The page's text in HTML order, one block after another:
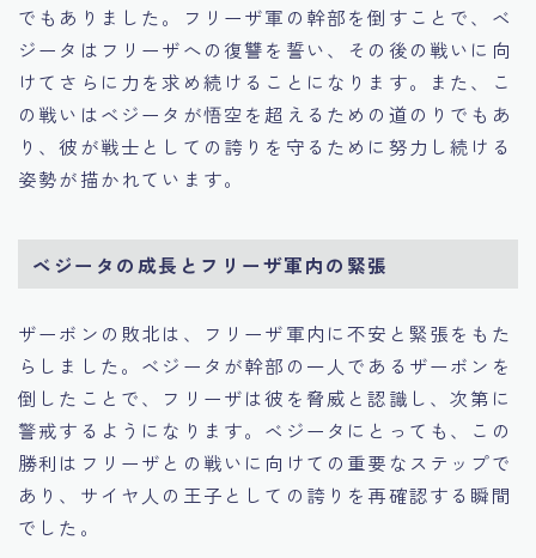
でもありました。フリーザ軍の幹部を倒すことで、ベ
ジータはフリーザへの復讐を誓い、その後の戦いに向
けてさらに力を求め続けることになります。また、こ
の戦いはベジータが悟空を超えるための道のりでもあ
り、彼が戦士としての誇りを守るために努力し続ける
姿勢が描かれています。
ベジータの成長とフリーザ軍内の緊張
ザーボンの敗北は、フリーザ軍内に不安と緊張をもた
らしました。ベジータが幹部の一人であるザーボンを
倒したことで、フリーザは彼を脅威と認識し、次第に
警戒するようになります。ベジータにとっても、この
勝利はフリーザとの戦いに向けての重要なステップで
あり、サイヤ人の王子としての誇りを再確認する瞬間
でした。